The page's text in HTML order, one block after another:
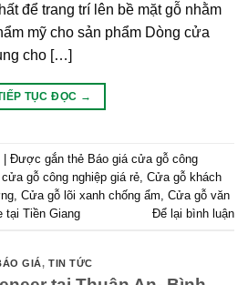
để trang trí lên bề mặt gỗ nhằm
mỹ cho sản phẩm Dòng cửa
cho […]
TỤC ĐỌC →
| Được gắn thẻ Báo giá cửa gỗ công
cửa gỗ công nghiệp giá rẻ Cửa gỗ khách
Cửa gỗ lõi xanh chống ẩm Cửa gỗ văn
tại Tiền Giang Để lại bình luận
GIÁ,TIN TỨC